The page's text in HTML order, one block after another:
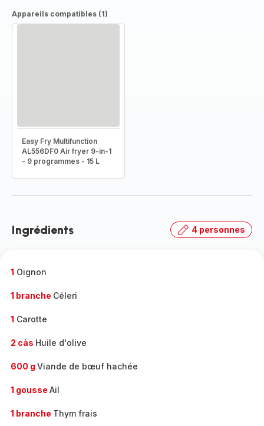
Appareils compatibles (1)
Easy Fry Multifunction
AL556DF0 Air fryer 9-in-1
- 9 programmes - 15 L
Ingrédients 4 personnes
1 Oignon
1 branche Céleri
1 Carotte
2 càs Huile d'olive
600 g Viande de bœuf hachée
1 gousse Ail
1 branche Thym frais